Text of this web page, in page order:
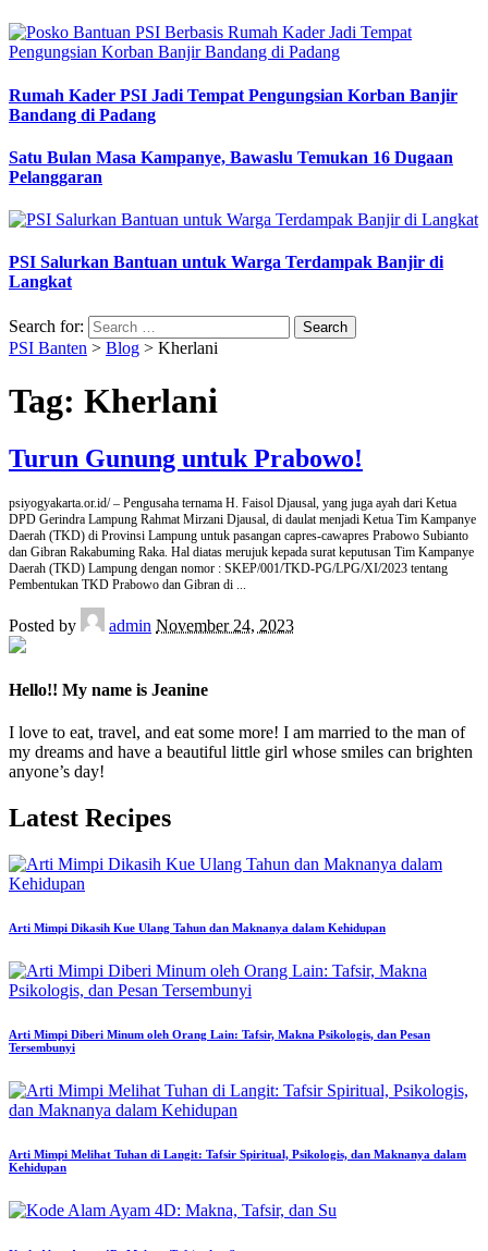
Rumah Kader PSI Jadi Tempat Pengungsian Korban Banjir
Bandang di Padang
Satu Bulan Masa Kampanye, Bawaslu Temukan 16 Dugaan
Pelanggaran
PSI Salurkan Bantuan untuk Warga Terdampak Banjir di
Langkat
Search for:
PSI Banten > Blog > Kherlani
Tag: Kherlani
Turun Gunung untuk Prabowo!
psiyogyakarta.or.id/ – Pengusaha ternama H. Faisol Djausal, yang juga ayah dari Ketua
DPD Gerindra Lampung Rahmat Mirzani Djausal, di daulat menjadi Ketua Tim Kampanye
Daerah (TKD) di Provinsi Lampung untuk pasangan capres-cawapres Prabowo Subianto
dan Gibran Rakabuming Raka. Hal diatas merujuk kepada surat keputusan Tim Kampanye
Daerah (TKD) Lampung dengan nomor : SKEP/001/TKD-PG/LPG/XI/2023 tentang
Pembentukan TKD Prabowo dan Gibran di ...
Posted by admin November 24, 2023
Hello!! My name is Jeanine
I love to eat, travel, and eat some more! I am married to the man of
my dreams and have a beautiful little girl whose smiles can brighten
anyone’s day!
Latest Recipes
Arti Mimpi Dikasih Kue Ulang Tahun dan Maknanya dalam Kehidupan
Arti Mimpi Diberi Minum oleh Orang Lain: Tafsir, Makna Psikologis, dan Pesan
Tersembunyi
Arti Mimpi Melihat Tuhan di Langit: Tafsir Spiritual, Psikologis, dan Maknanya dalam
Kehidupan